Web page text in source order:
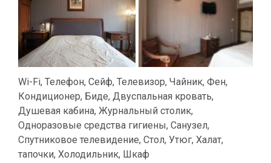
Wi-Fi, Телефон, Сейф, Телевизор, Чайник, Фен,
Кондиционер, Биде, Двуспальная кровать,
Душевая кабина, Журнальный столик,
Одноразовые средства гигиены, Санузел,
Спутниковое телевидение, Стол, Утюг, Халат,
тапочки, Холодильник, Шкаф